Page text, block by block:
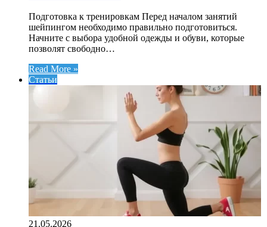
Подготовка к тренировкам Перед началом занятий
шейпингом необходимо правильно подготовиться.
Начните с выбора удобной одежды и обуви, которые
позволят свободно…
Read More »
Статьи
21.05.2026